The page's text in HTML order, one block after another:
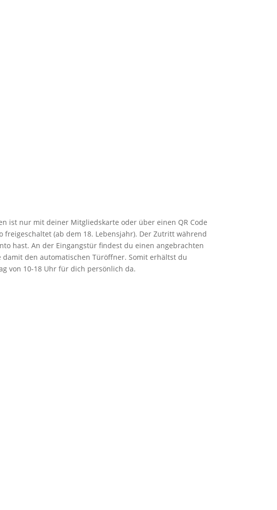
ist nur mit deiner Mitgliedskarte oder über einen QR Code
(ab dem 18. Lebensjahr). Der Zutritt während
hast. An der Eingangstür findest du einen angebrachten
den automatischen Türöffner. Somit erhältst du
von 10-18 Uhr für dich persönlich da.